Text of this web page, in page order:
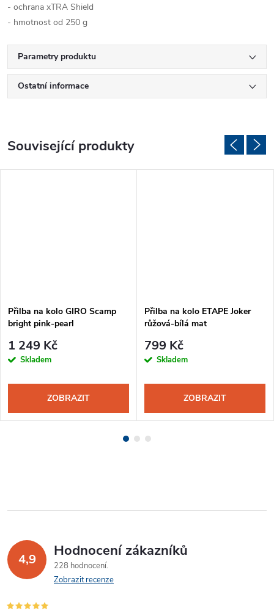
- ochrana xTRA Shield
- hmotnost od 250 g
Parametry produktu
Ostatní informace
Související produkty
Přilba na kolo GIRO Scamp
bright pink-pearl
1 249 Kč
Skladem
ZOBRAZIT
Přilba na kolo ETAPE Joker
růžová-bílá mat
799 Kč
Skladem
ZOBRAZIT
4,9 Hodnocení zákazníků
228 hodnocení
Zobrazit recenze